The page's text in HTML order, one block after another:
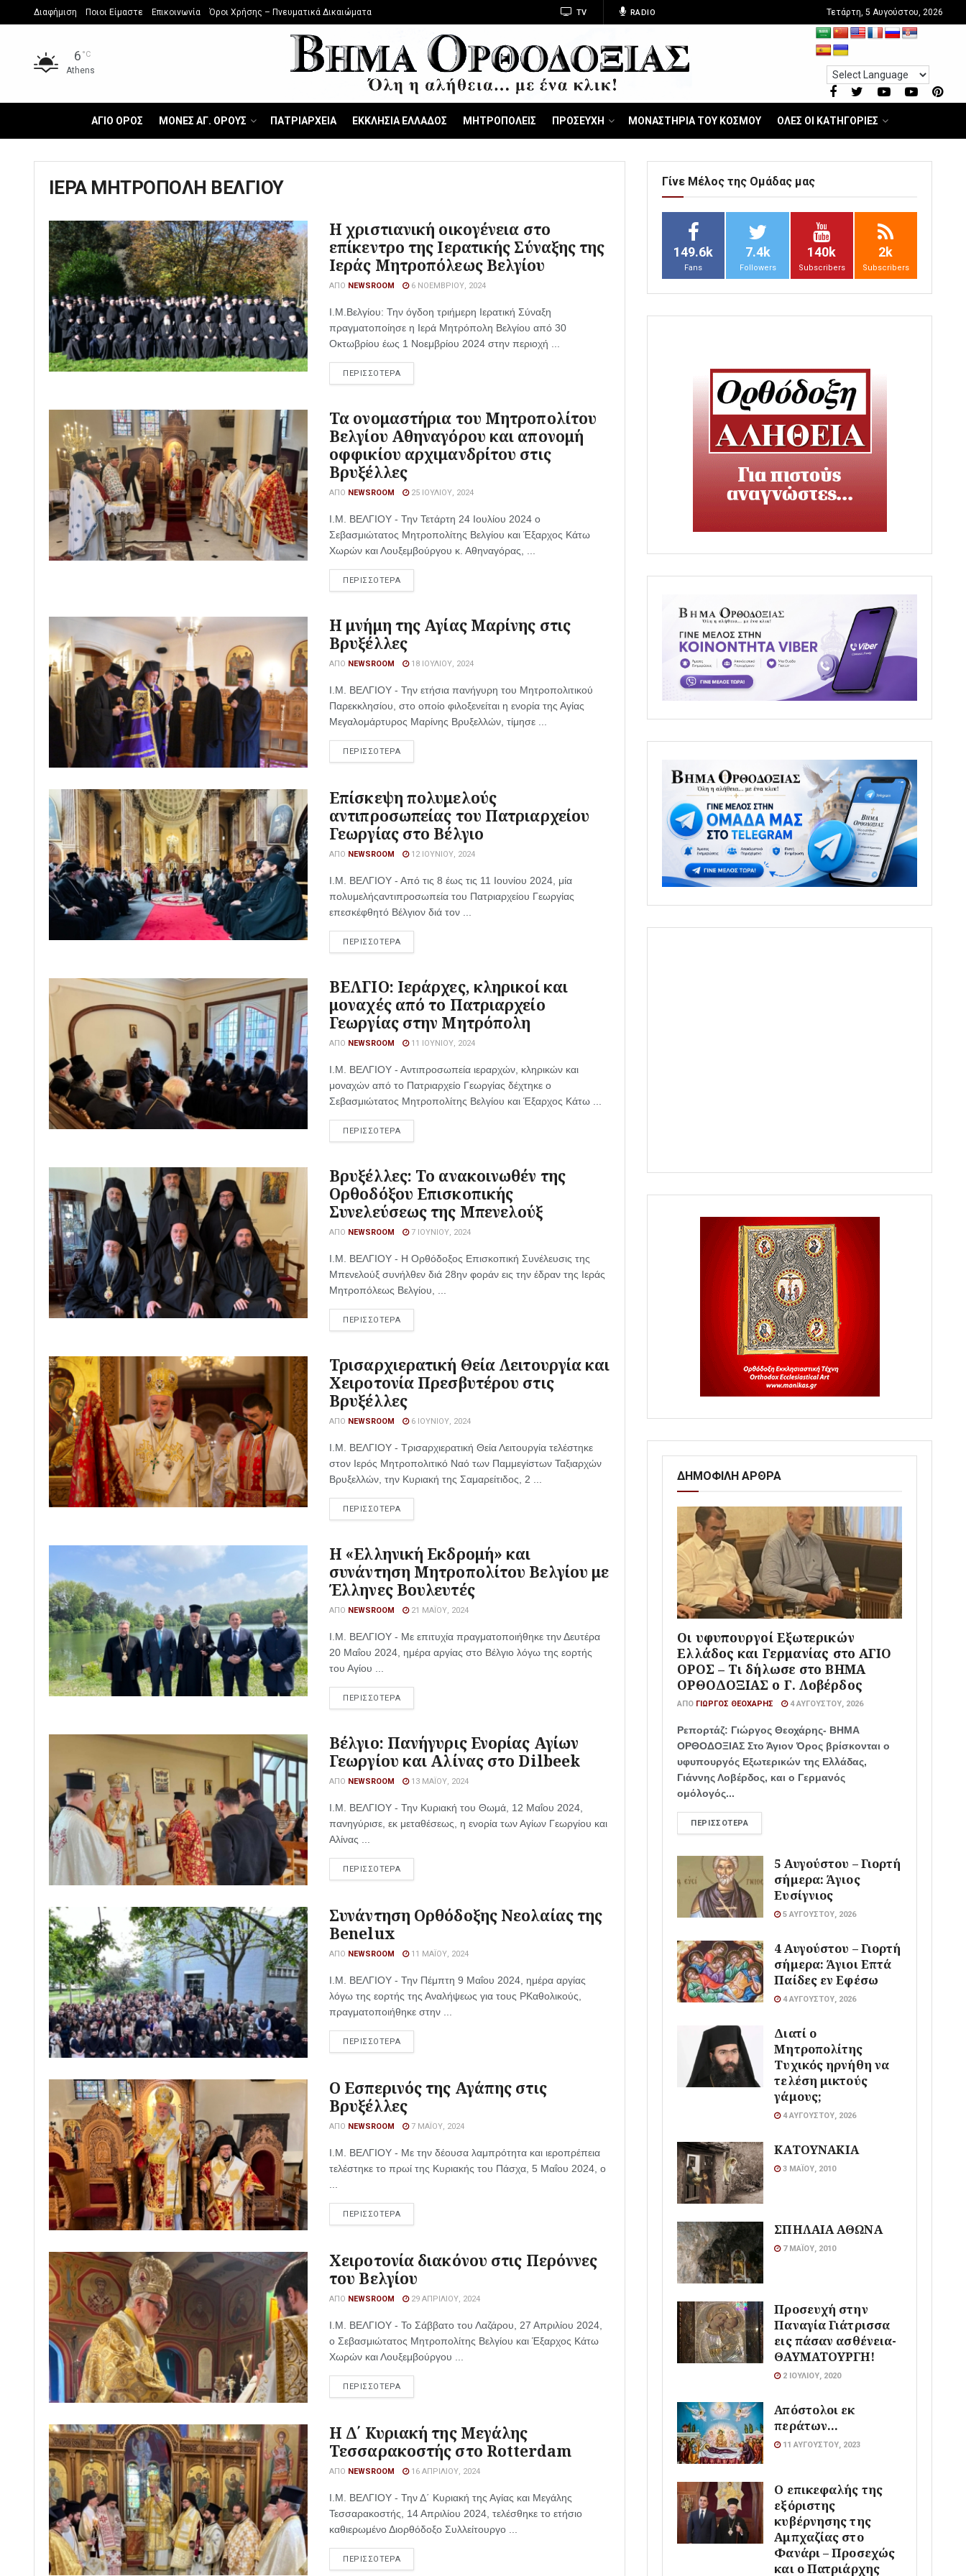
Διαφήμιση Ποιοι Είμαστε Επικοινωνία Όροι Χρήσης – Πνευματικά Δικαιώματα TV RADIO Τετάρτη, 5 Αυγούστου, 2026
6 °C
Athens
ΑΓΙΟ ΟΡΟΣ ΜΟΝΕΣ ΑΓ. ΟΡΟΥΣ ΠΑΤΡΙΑΡΧΕΙΑ ΕΚΚΛΗΣΙΑ ΕΛΛΑΔΟΣ ΜΗΤΡΟΠΟΛΕΙΣ ΠΡΟΣΕΥΧΗ ΜΟΝΑΣΤΗΡΙΑ ΤΟΥ ΚΟΣΜΟΥ ΟΛΕΣ ΟΙ ΚΑΤΗΓΟΡΙΕΣ
ΙΕΡΑ ΜΗΤΡΟΠΟΛΗ ΒΕΛΓΙΟΥ
Η χριστιανική οικογένεια στο
επίκεντρο της Ιερατικής Σύναξης της
Ιεράς Μητροπόλεως Βελγίου
ΑΠΌ NEWSROOM 6 ΝΟΕΜΒΡΊΟΥ, 2024
Ι.Μ.Βελγίου: Την όγδοη τριήμερη Ιερατική Σύναξη
πραγματοποίησε η Ιερά Μητρόπολη Βελγίου από 30
Οκτωβρίου έως 1 Νοεμβρίου 2024 στην περιοχή ...
ΠΕΡΙΣΣΟΤΕΡΑ
Τα ονομαστήρια του Μητροπολίτου
Βελγίου Αθηναγόρου και απονομή
οφφικίου αρχιμανδρίτου στις
Βρυξέλλες
ΑΠΌ NEWSROOM 25 ΙΟΥΛΊΟΥ, 2024
Ι.Μ. ΒΕΛΓΙΟΥ - Την Τετάρτη 24 Ιουλίου 2024 ο
Σεβασμιώτατος Μητροπολίτης Βελγίου και Έξαρχος Κάτω
Χωρών και Λουξεμβούργου κ. Αθηναγόρας, ...
ΠΕΡΙΣΣΟΤΕΡΑ
Η μνήμη της Αγίας Μαρίνης στις
Βρυξέλλες
ΑΠΌ NEWSROOM 18 ΙΟΥΛΊΟΥ, 2024
Ι.Μ. ΒΕΛΓΙΟΥ - Την ετήσια πανήγυρη του Μητροπολιτικού
Παρεκκλησίου, στο οποίο φιλοξενείται η ενορία της Αγίας
Μεγαλομάρτυρος Μαρίνης Βρυξελλών, τίμησε ...
ΠΕΡΙΣΣΟΤΕΡΑ
Επίσκεψη πολυμελούς
αντιπροσωπείας του Πατριαρχείου
Γεωργίας στο Βέλγιο
ΑΠΌ NEWSROOM 12 ΙΟΥΝΊΟΥ, 2024
Ι.Μ. ΒΕΛΓΙΟΥ - Από τις 8 έως τις 11 Ιουνίου 2024, μία
πολυμελήςαντιπροσωπεία του Πατριαρχείου Γεωργίας
επεσκέφθητό Βέλγιον διά τον ...
ΠΕΡΙΣΣΟΤΕΡΑ
ΒΕΛΓΙΟ: Ιεράρχες, κληρικοί και
μοναχές από το Πατριαρχείο
Γεωργίας στην Μητρόπολη
ΑΠΌ NEWSROOM 11 ΙΟΥΝΊΟΥ, 2024
Ι.Μ. ΒΕΛΓΙΟΥ - Αντιπροσωπεία ιεραρχών, κληρικών και
μοναχών από το Πατριαρχείο Γεωργίας δέχτηκε ο
Σεβασμιώτατος Μητροπολίτης Βελγίου και Έξαρχος Κάτω ...
ΠΕΡΙΣΣΟΤΕΡΑ
Βρυξέλλες: Το ανακοινωθέν της
Ορθοδόξου Επισκοπικής
Συνελεύσεως της Μπενελούξ
ΑΠΌ NEWSROOM 7 ΙΟΥΝΊΟΥ, 2024
Ι.Μ. ΒΕΛΓΙΟΥ - Η Ορθόδοξος Επισκοπική Συνέλευσις της
Μπενελούξ συνήλθεν διά 28ην φοράν εις την έδραν της Ιεράς
Μητροπόλεως Βελγίου, ...
ΠΕΡΙΣΣΟΤΕΡΑ
Τρισαρχιερατική Θεία Λειτουργία και
Χειροτονία Πρεσβυτέρου στις
Βρυξέλλες
ΑΠΌ NEWSROOM 6 ΙΟΥΝΊΟΥ, 2024
Ι.Μ. ΒΕΛΓΙΟΥ - Τρισαρχιερατική Θεία Λειτουργία τελέστηκε
στον Ιερός Μητροπολιτικό Ναό των Παμμεγίστων Ταξιαρχών
Βρυξελλών, την Κυριακή της Σαμαρείτιδος, 2 ...
ΠΕΡΙΣΣΟΤΕΡΑ
Η «Ελληνική Εκδρομή» και
συνάντηση Μητροπολίτου Βελγίου με
Έλληνες Βουλευτές
ΑΠΌ NEWSROOM 21 ΜΑΪ́ΟΥ, 2024
Ι.Μ. ΒΕΛΓΙΟΥ - Με επιτυχία πραγματοποιήθηκε την Δευτέρα
20 Μαΐου 2024, ημέρα αργίας στο Βέλγιο λόγω της εορτής
του Αγίου ...
ΠΕΡΙΣΣΟΤΕΡΑ
Βέλγιο: Πανήγυρις Ενορίας Αγίων
Γεωργίου και Αλίνας στο Dilbeek
ΑΠΌ NEWSROOM 13 ΜΑΪ́ΟΥ, 2024
Ι.Μ. ΒΕΛΓΙΟΥ - Την Κυριακή του Θωμά, 12 Μαΐου 2024,
πανηγύρισε, εκ μεταθέσεως, η ενορία των Αγίων Γεωργίου και
Αλίνας ...
ΠΕΡΙΣΣΟΤΕΡΑ
Συνάντηση Ορθόδοξης Νεολαίας της
Benelux
ΑΠΌ NEWSROOM 11 ΜΑΪ́ΟΥ, 2024
Ι.Μ. ΒΕΛΓΙΟΥ - Την Πέμπτη 9 Μαΐου 2024, ημέρα αργίας
λόγω της εορτής της Αναλήψεως για τους ΡΚαθολικούς,
πραγματοποιήθηκε στην ...
ΠΕΡΙΣΣΟΤΕΡΑ
Ο Εσπερινός της Αγάπης στις
Βρυξέλλες
ΑΠΌ NEWSROOM 7 ΜΑΪ́ΟΥ, 2024
Ι.Μ. ΒΕΛΓΙΟΥ - Με την δέουσα λαμπρότητα και ιεροπρέπεια
τελέστηκε το πρωί της Κυριακής του Πάσχα, 5 Μαΐου 2024, ο
ΠΕΡΙΣΣΟΤΕΡΑ
Χειροτονία διακόνου στις Περόννες
του Βελγίου
ΑΠΌ NEWSROOM 29 ΑΠΡΙΛΊΟΥ, 2024
Ι.Μ. ΒΕΛΓΙΟΥ - Το Σάββατο του Λαζάρου, 27 Απριλίου 2024,
ο Σεβασμιώτατος Μητροπολίτης Βελγίου και Έξαρχος Κάτω
Χωρών και Λουξεμβούργου ...
ΠΕΡΙΣΣΟΤΕΡΑ
Η Δ΄ Κυριακή της Μεγάλης
Τεσσαρακοστής στο Rotterdam
ΑΠΌ NEWSROOM 16 ΑΠΡΙΛΊΟΥ, 2024
Ι.Μ. ΒΕΛΓΙΟΥ - Την Δ΄ Κυριακή της Αγίας και Μεγάλης
Τεσσαρακοστής, 14 Απριλίου 2024, τελέσθηκε το ετήσιο
καθιερωμένο Διορθόδοξο Συλλείτουργο ...
ΠΕΡΙΣΣΟΤΕΡΑ
Γίνε Μέλος της Ομάδας μας
149.6k
Fans
7.4k
Followers
140k
Subscribers
2k
Subscribers
ΔΗΜΟΦΙΛΗ ΑΡΘΡΑ
Οι υφυπουργοί Εξωτερικών
Ελλάδος και Γερμανίας στο ΑΓΙΟ
ΟΡΟΣ – Τι δήλωσε στο ΒΗΜΑ
ΟΡΘΟΔΟΞΙΑΣ ο Γ. Λοβέρδος
ΑΠΌ ΓΙΏΡΓΟΣ ΘΕΟΧΆΡΗΣ 4 ΑΥΓΟΎΣΤΟΥ, 2026
Ρεπορτάζ: Γιώργος Θεοχάρης- ΒΗΜΑ
ΟΡΘΟΔΟΞΙΑΣ Στο Άγιον Όρος βρίσκονται ο
υφυπουργός Εξωτερικών της Ελλάδας,
Γιάννης Λοβέρδος, και ο Γερμανός
ομόλογός...
ΠΕΡΙΣΣΌΤΕΡΑ
5 Αυγούστου – Γιορτή
σήμερα: Άγιος
Ευσίγνιος
5 ΑΥΓΟΎΣΤΟΥ, 2026
4 Αυγούστου – Γιορτή
σήμερα: Άγιοι Επτά
Παίδες εν Εφέσω
4 ΑΥΓΟΎΣΤΟΥ, 2026
Διατί ο
Μητροπολίτης
Τυχικός ηρνήθη να
τελέση μικτούς
γάμους;
4 ΑΥΓΟΎΣΤΟΥ, 2026
ΚΑΤΟΥΝΑΚΙΑ
3 ΜΑΪ́ΟΥ, 2010
ΣΠΗΛΑΙΑ ΑΘΩΝΑ
7 ΜΑΪ́ΟΥ, 2010
Προσευχή στην
Παναγία Γιάτρισσα
εις πάσαν ασθένεια-
ΘΑΥΜΑΤΟΥΡΓΗ!
2 ΙΟΥΛΊΟΥ, 2020
Απόστολοι εκ
περάτων…
11 ΑΥΓΟΎΣΤΟΥ, 2023
Ο επικεφαλής της
εξόριστης
κυβέρνησης της
Αμπχαζίας στο
Φανάρι – Προσεχώς
και ο Πατριάρχης